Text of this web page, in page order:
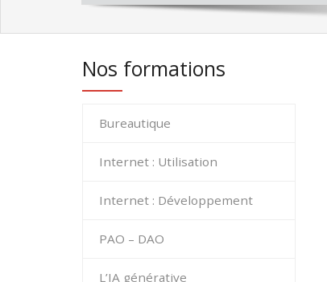
Nos formations
Bureautique
Internet : Utilisation
Internet : Développement
PAO – DAO
L’IA générative